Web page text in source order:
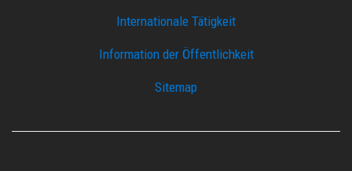
Internationale Tätigkeit
Information der Öffentlichkeit
Sitemap